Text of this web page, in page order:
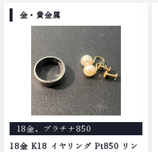
金・貴金属
18金、 プラチナ850
18金 K18 イヤリング Pt850 リン